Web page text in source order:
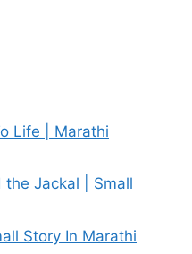
Life | Marathi
the Jackal | Small
Story In Marathi